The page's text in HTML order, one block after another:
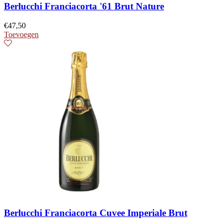
Berlucchi Franciacorta '61 Brut Nature
€47,50
Toevoegen
Berlucchi Franciacorta Cuvee Imperiale Brut